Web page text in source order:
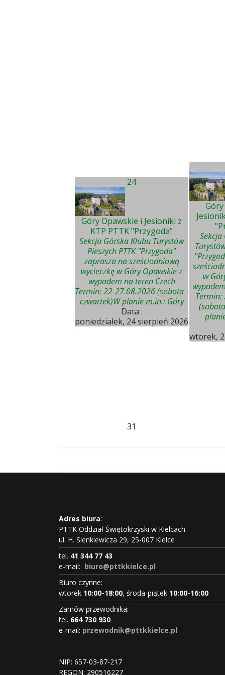
24
Góry Opawskie i Jesioniki z
KTP PTTK "Przygoda"
Sekcja Górska Klubu Turystów
Pieszych PTTK "Przygoda"
zaprasza na sześciodniową
wycieczkę w Góry Opawskie z
wypadem na teren Czech
Termin: 22-27.08.2026 (sobota -
czwartek)W planie m.in.: Góry
Data :
poniedziałek, 24 sierpień 2026
w
Termin:
wtorek,
31
Adres biura:
PTTK Oddział Świętokrzyski w Kielcach
ul. H. Sienkiewicza 29, 25-007 Kielce
tel. 41 344 77 43
e-mail: biuro@pttkkielce.pl
Biuro czynne:
wtorek 10:00-18:00, środa-piątek 10:00-16:00
Zamów przewodnika:
tel. 664 730 930
e-mail: przewodnik@pttkkielce.pl
NIP: 657-03-87-217
REGON: 290516227